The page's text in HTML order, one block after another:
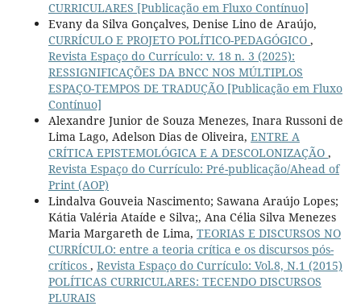
CURRICULARES [Publicação em Fluxo Contínuo]
Evany da Silva Gonçalves, Denise Lino de Araújo,
CURRÍCULO E PROJETO POLÍTICO-PEDAGÓGICO ,
Revista Espaço do Currículo: v. 18 n. 3 (2025):
RESSIGNIFICAÇÕES DA BNCC NOS MÚLTIPLOS
ESPAÇO-TEMPOS DE TRADUÇÃO [Publicação em Fluxo
Contínuo]
Alexandre Junior de Souza Menezes, Inara Russoni de
Lima Lago, Adelson Dias de Oliveira, ENTRE A
CRÍTICA EPISTEMOLÓGICA E A DESCOLONIZAÇÃO ,
Revista Espaço do Currículo: Pré-publicação/Ahead of
Print (AOP)
Lindalva Gouveia Nascimento; Sawana Araújo Lopes;
Kátia Valéria Ataíde e Silva;, Ana Célia Silva Menezes
Maria Margareth de Lima, TEORIAS E DISCURSOS NO
CURRÍCULO: entre a teoria crítica e os discursos pós-
críticos , Revista Espaço do Currículo: Vol.8, N.1 (2015)
POLÍTICAS CURRICULARES: TECENDO DISCURSOS
PLURAIS